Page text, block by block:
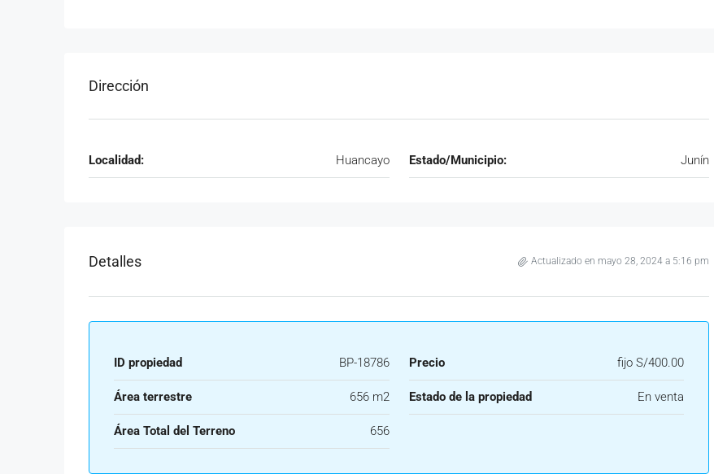
Dirección
Localidad: Huancayo Estado/Municipio: Junín
Detalles Actualizado en mayo 28, 2024 a 5:16 pm
ID propiedad BP-18786 Precio fijo S/400.00
Área terrestre 656 m2 Estado de la propiedad En venta
Área Total del Terreno 656